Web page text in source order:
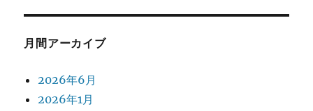
月間アーカイブ
2026年6月
2026年1月